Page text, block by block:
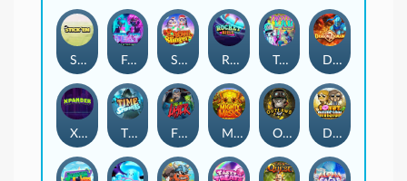
Stick'em Feel The Beat Snow Slingers Rocket Reels Twisted Lab Dragon’s Domain
Xpander Time Spinners Fire My Laser Mighty Masks Outlasw Inc Donut Division